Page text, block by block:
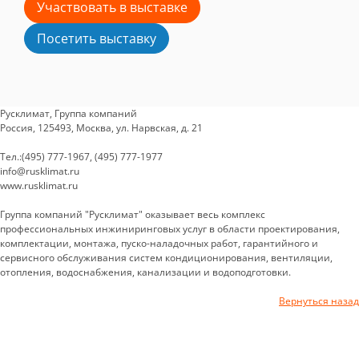
Участвовать в выставке
Посетить выставку
Русклимат, Группа компаний
Россия, 125493, Москва, ул. Нарвская, д. 21
Тел.:(495) 777-1967, (495) 777-1977
info@rusklimat.ru
www.rusklimat.ru
Группа компаний "Русклимат" оказывает весь комплекс
профессиональных инжиниринговых услуг в области проектирования,
комплектации, монтажа, пуско-наладочных работ, гарантийного и
сервисного обслуживания систем кондиционирования, вентиляции,
отопления, водоснабжения, канализации и водоподготовки.
Вернуться назад